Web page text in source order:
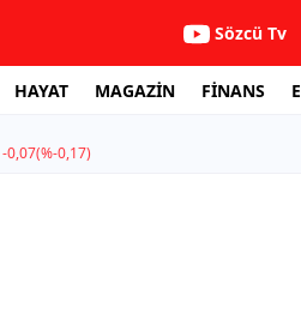
Sözcü Tv
HAYAT MAGAZİN FİNANS
-0,07(%-0,17)